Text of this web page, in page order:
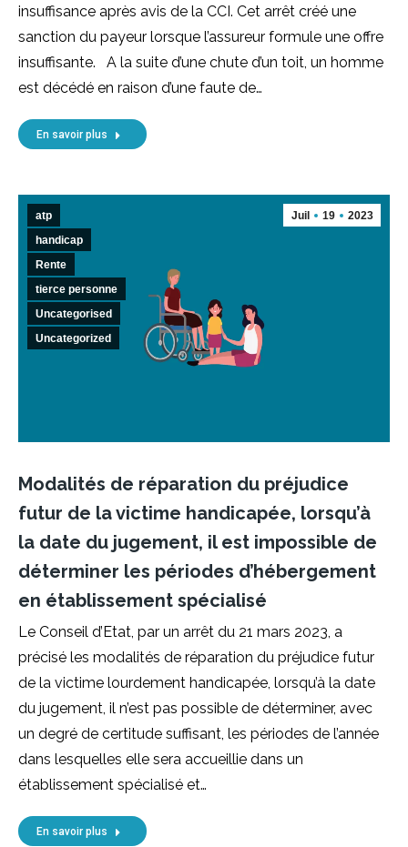
insuffisance après avis de la CCI. Cet arrêt créé une
sanction du payeur lorsque l’assureur formule une offre
insuffisante. A la suite d’une chute d’un toit, un homme
est décédé en raison d’une faute de…
En savoir plus
Juil 19 2023
atp
handicap
Rente
tierce personne
Uncategorised
Uncategorized
Modalités de réparation du préjudice
futur de la victime handicapée, lorsqu’à
la date du jugement, il est impossible de
déterminer les périodes d’hébergement
en établissement spécialisé
Le Conseil d’Etat, par un arrêt du 21 mars 2023, a
précisé les modalités de réparation du préjudice futur
de la victime lourdement handicapée, lorsqu’à la date
du jugement, il n’est pas possible de déterminer, avec
un degré de certitude suffisant, les périodes de l’année
dans lesquelles elle sera accueillie dans un
établissement spécialisé et…
En savoir plus